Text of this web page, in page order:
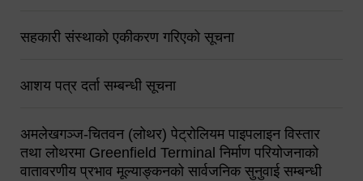
सहकारी संस्थाको एकीकरण गरिएको सूचना
आशय पत्र दर्ता सम्बन्धी सूचना
अमलेखगञ्ज-चितवन (लोथर) पेट्रोलियम पाइपलाइन विस्तार
तथा लोथरमा Greenfield Terminal निर्माण परियोजनाको
वातावरणीय प्रभाव मूल्याङ्कनको सार्वजनिक सुनुवाई सम्बन्धी